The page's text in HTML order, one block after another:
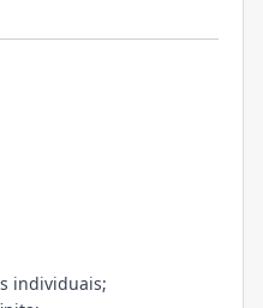
individuais;